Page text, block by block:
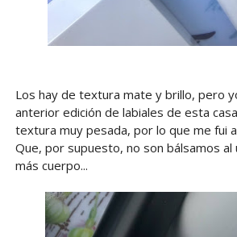
Los hay de textura mate y brillo, pero
anterior edición de labiales de esta
textura muy pesada, por lo que me fui
Que, por supuesto, no son bálsamos al
más cuerpo...